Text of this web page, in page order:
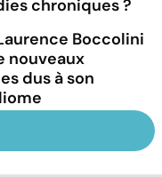
chroniques ?
Boccolini
nouveaux
dus à son